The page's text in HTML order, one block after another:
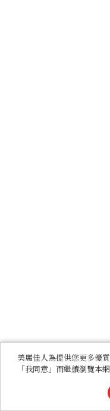
美麗佳人為提供您更多優
「我同意」而繼續瀏覽本